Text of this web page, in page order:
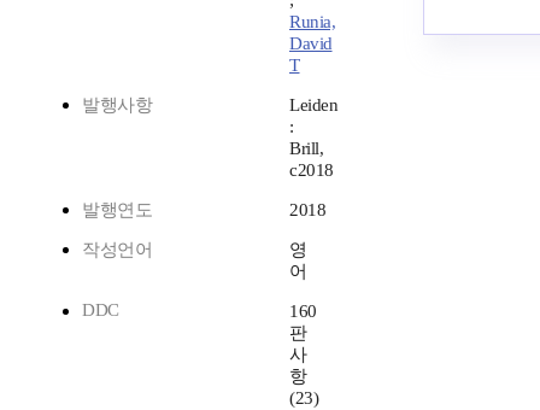
Runia,
David
T
발행사항
Leiden
:
Brill,
c2018
발행연도 2018
작성언어
영
어
DDC
160
판
사
항
(23)